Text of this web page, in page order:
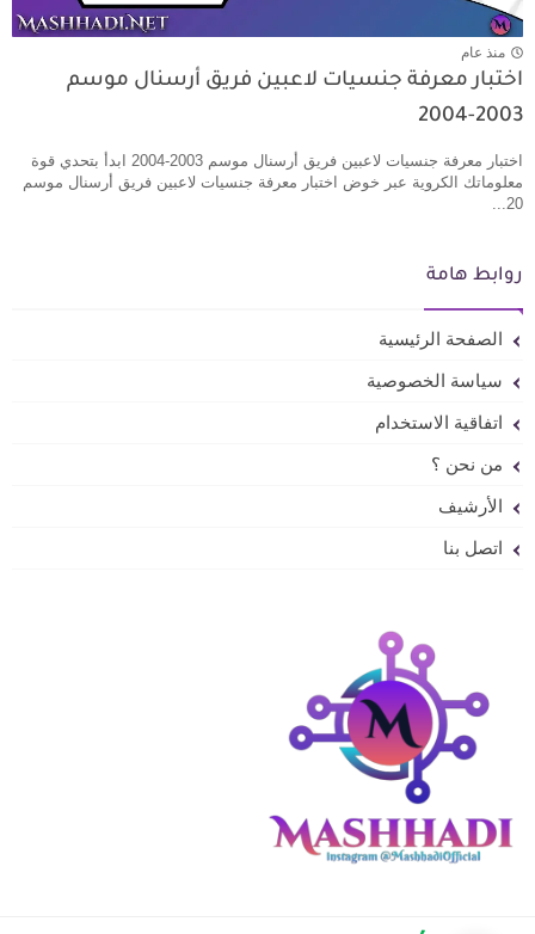
منذ عام
اختبار معرفة جنسيات لاعبين فريق أرسنال موسم
2003-2004
اختبار معرفة جنسيات لاعبين فريق أرسنال موسم 2003-2004 ابدأ بتحدي قوة
معلوماتك الكروية عبر خوض اختبار معرفة جنسيات لاعبين فريق أرسنال موسم
20...
روابط هامة
الصفحة الرئيسية
سياسة الخصوصية
اتفاقية الاستخدام
من نحن ؟
الأرشيف
اتصل بنا